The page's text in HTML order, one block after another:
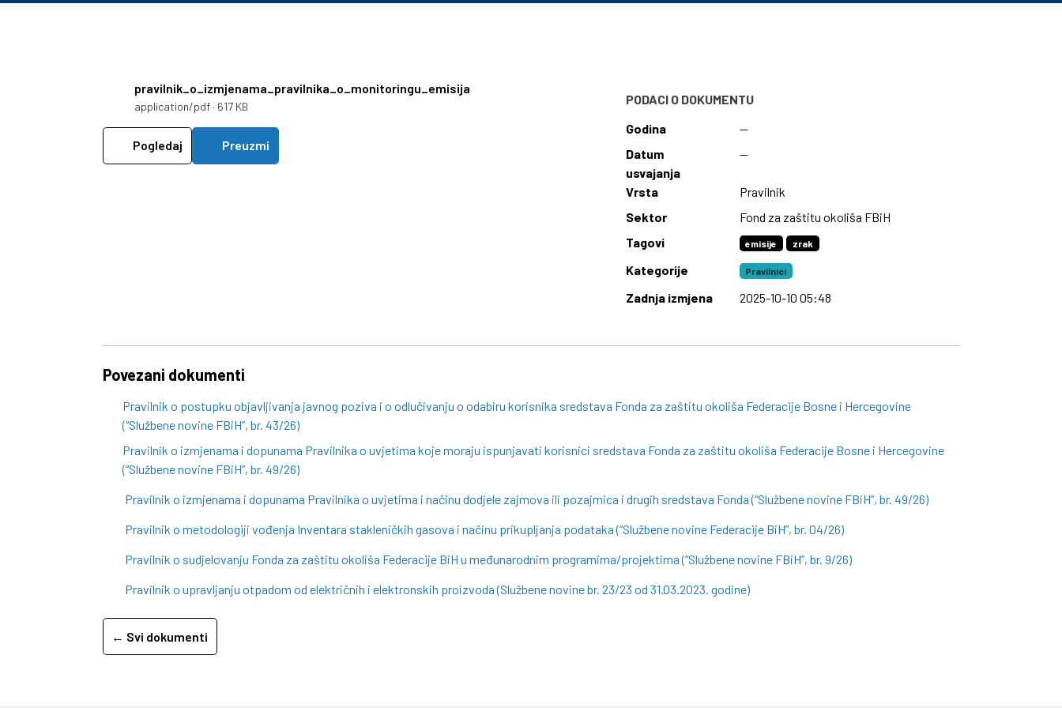
pravilnik_o_izmjenama_pravilnika_o_monitoringu_emisija
application/pdf · 617 KB
Pogledaj Preuzmi
PODACI O DOKUMENTU
Godina
—
Datum
usvajanja
—
Vrsta
Pravilnik
Sektor
Fond za zaštitu okoliša FBiH
Tagovi
emisije zrak
Kategorije Pravilnici
Zadnja izmjena 2025-10-10 05:48
Povezani dokumenti
Pravilnik o postupku objavljivanja javnog poziva i o odlučivanju o odabiru korisnika sredstava Fonda za zaštitu okoliša Federacije Bosne i Hercegovine
(“Službene novine FBiH”, br. 43/26)
Pravilnik o izmjenama i dopunama Pravilnika o uvjetima koje moraju ispunjavati korisnici sredstava Fonda za zaštitu okoliša Federacije Bosne i Hercegovine
(“Službene novine FBiH”, br. 49/26)
Pravilnik o izmjenama i dopunama Pravilnika o uvjetima i načinu dodjele zajmova ili pozajmica i drugih sredstava Fonda (“Službene novine FBiH”, br. 49/26)
Pravilnik o metodologiji vođenja Inventara stakleničkih gasova i načinu prikupljanja podataka (“Službene novine Federacije BiH”, br. 04/26)
Pravilnik o sudjelovanju Fonda za zaštitu okoliša Federacije BiH u međunarodnim programima/projektima (“Službene novine FBiH”, br. 9/26)
Pravilnik o upravljanju otpadom od električnih i elektronskih proizvoda (Službene novine br. 23/23 od 31.03.2023. godine)
← Svi dokumenti